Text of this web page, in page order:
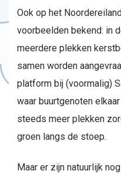
Ook op het
voorbeelden bekend: in
meerdere plekken
samen worden
platform bij (voormalig)
waar buurtgenoten
steeds meer plekken
groen langs de stoep.
Maar er zijn natuurlijk